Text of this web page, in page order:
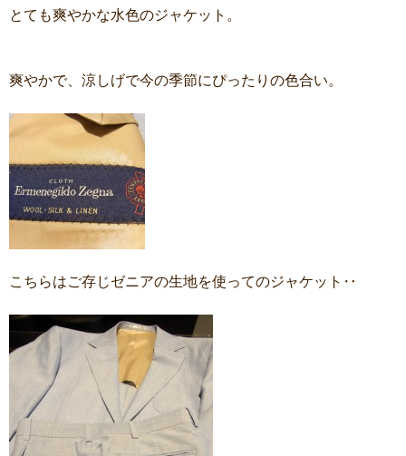
とても爽やかな水色のジャケット。
爽やかで、涼しげで今の季節にぴったりの色合い。
こちらはご存じゼニアの生地を使ってのジャケット‥